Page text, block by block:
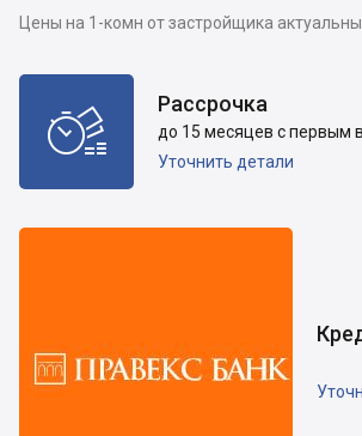
Цены на 1-комн от застройщика

Рассрочка
до 15 месяцев с первым
Уточнить детали